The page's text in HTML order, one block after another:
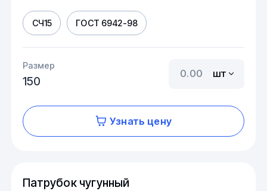
СЧ15 ГОСТ 6942-98
Размер
150
шт
Узнать цену
Патрубок чугунный